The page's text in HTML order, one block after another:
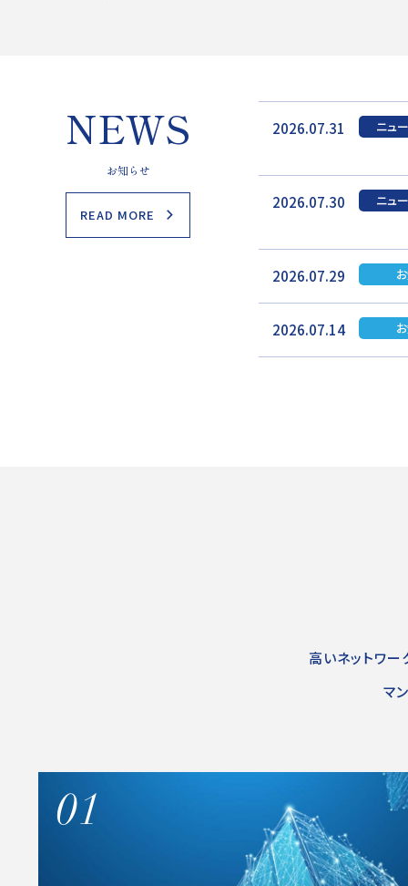
NEWS
お知らせ
2026.07.31 ニュ
2026.07.30 ニュ
2026.07.29
2026.07.14
READ MORE
高いネットワ
マ
01